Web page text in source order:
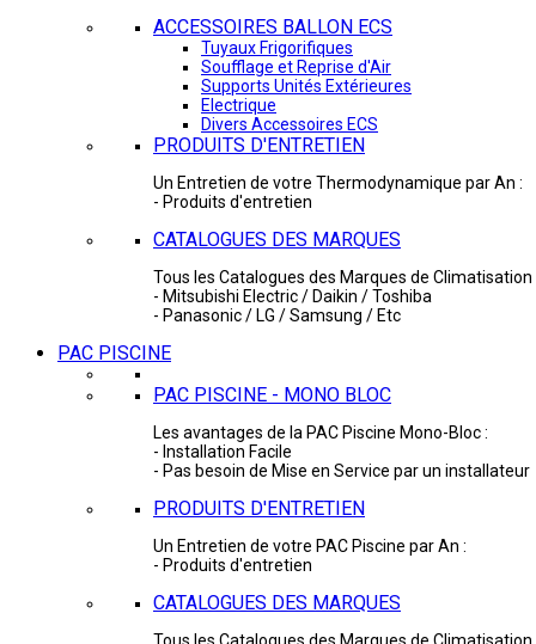
ACCESSOIRES BALLON ECS
Tuyaux Frigorifiques
Soufflage et Reprise d'Air
Supports Unités Extérieures
Electrique
Divers Accessoires ECS
PRODUITS D'ENTRETIEN
Un Entretien de votre Thermodynamique par An :
- Produits d'entretien
CATALOGUES DES MARQUES
Tous les Catalogues des Marques de Climatisation
- Mitsubishi Electric / Daikin / Toshiba
- Panasonic / LG / Samsung / Etc
PAC PISCINE
PAC PISCINE - MONO BLOC
Les avantages de la PAC Piscine Mono-Bloc :
- Installation Facile
- Pas besoin de Mise en Service par un installateur
PRODUITS D'ENTRETIEN
Un Entretien de votre PAC Piscine par An :
- Produits d'entretien
CATALOGUES DES MARQUES